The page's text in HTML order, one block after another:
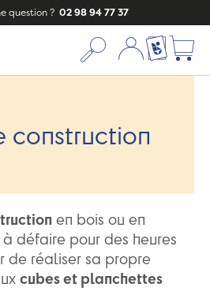
question ? 02 98 94 77 37
Mon compte
Ma liste
construction
en bois ou en
défaire pour des heures
de réaliser sa propre
cubes et planchettes